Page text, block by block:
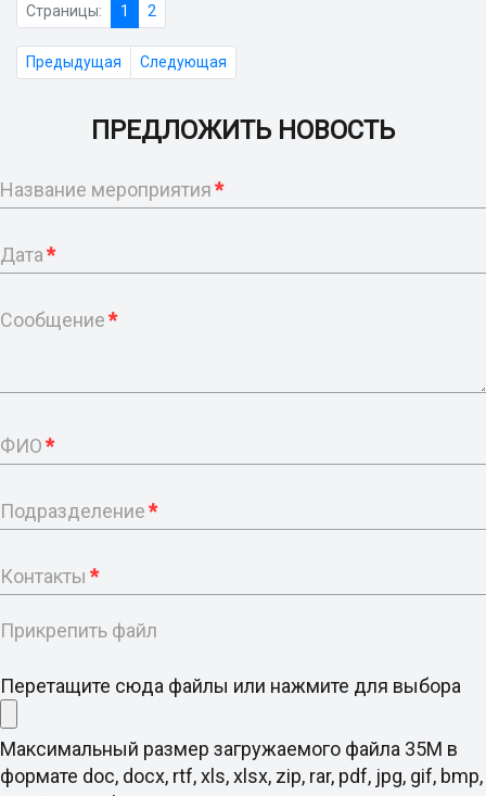
Страницы: 1 2
Предыдущая Следующая
ПРЕДЛОЖИТЬ НОВОСТЬ
Название мероприятия*
Дата*
Сообщение*
ФИО*
Подразделение*
Контакты *
Прикрепить файл
Перетащите сюда файлы или нажмите для выбора
Максимальный размер загружаемого файла 35M в
формате doc, docx, rtf, xls, xlsx, zip, rar, pdf, jpg, gif, bmp,